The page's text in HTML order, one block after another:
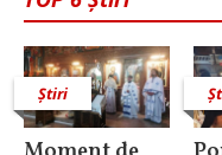
Știri